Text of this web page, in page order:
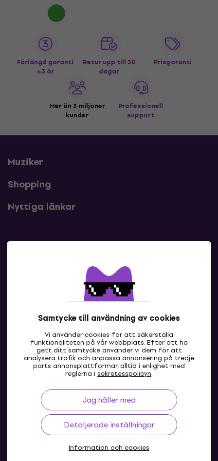
Samtycke till användning av cookies
Vi använder cookies för att säkerställa
funktionaliteten på vår webbplats. Efter att ha
gett ditt samtycke använder vi dem för att
analysera trafik och anpassa annonsering på tredje
parts annonsplattformar, alltid i enlighet med
reglerna i sekretesspolicyn.
Jag håller med
Detaljerade inställningar
Information och cookies
Förlängd garanti
+3 år
Retur upp till 30
dagar
Prisgaranti
Mer än 3 miljoner
kunder
Professionell
support
Muziker
Shopping
Nyttiga länkar
Kontakta oss
SE